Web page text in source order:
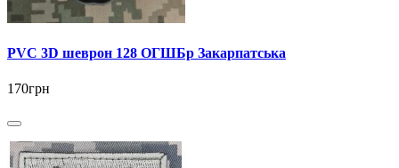
PVC 3D шеврон 128 ОГШБр Закарпатська
170грн